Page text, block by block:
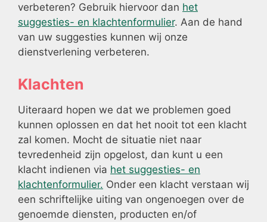
verbeteren? Gebruik hiervoor dan het
suggesties- en klachtenformulier. Aan de hand
van uw suggesties kunnen wij onze
dienstverlening verbeteren.
Klachten
Uiteraard hopen we dat we problemen goed
kunnen oplossen en dat het nooit tot een klacht
zal komen. Mocht de situatie niet naar
tevredenheid zijn opgelost, dan kunt u een
klacht indienen via het suggesties- en
klachtenformulier. Onder een klacht verstaan wij
een schriftelijke uiting van ongenoegen over de
genoemde diensten, producten en/of